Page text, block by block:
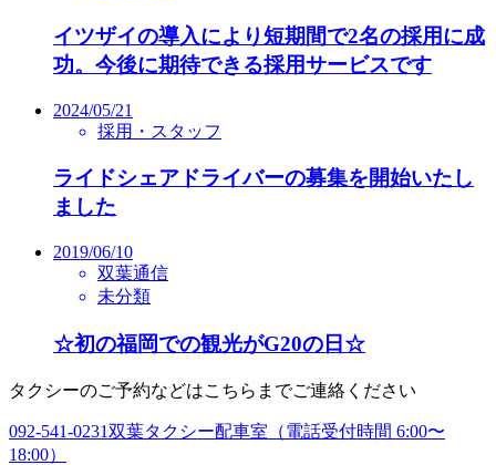
イツザイの導入により短期間で2名の採用に成
功。今後に期待できる採用サービスです
2024/05/21
採用・スタッフ
ライドシェアドライバーの募集を開始いたし
ました
2019/06/10
双葉通信
未分類
☆初の福岡での観光がG20の日☆
タクシーのご予約などはこちらまでご連絡ください
092-541-0231双葉タクシー配車室（電話受付時間 6:00〜
18:00）